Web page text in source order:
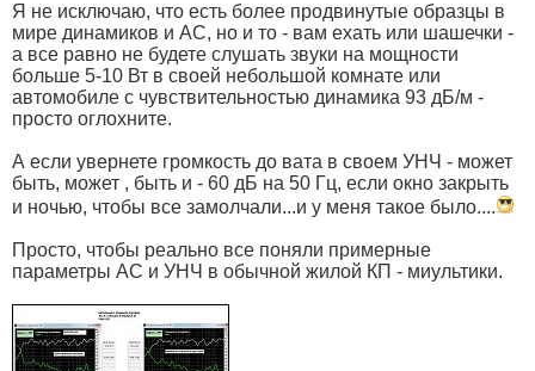
Я не исключаю, что есть более продвинутые образцы в
мире динамиков и АС, но и то - вам ехать или шашечки -
а все равно не будете слушать звуки на мощности
больше 5-10 Вт в своей небольшой комнате или
автомобиле с чувствительностью динамика 93 дБ/м -
просто оглохните.
А если увернете громкость до вата в своем УНЧ - может
быть, может , быть и - 60 дБ на 50 Гц, если окно закрыть
и ночью, чтобы все замолчали...и у меня такое было....
Просто, чтобы реально все поняли примерные
параметры АС и УНЧ в обычной жилой КП - миультики.